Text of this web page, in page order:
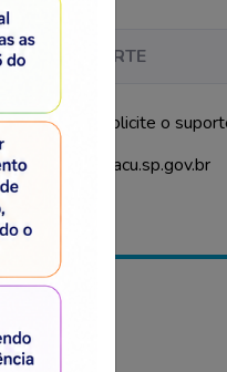
/ SUPORTE
Sistema e solicite o